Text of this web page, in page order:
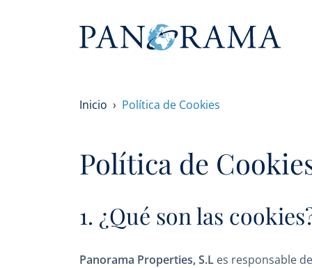
Inicio Política de Cookies
Política de
1. ¿Qué son las
Panorama Properties, S.L es responsable